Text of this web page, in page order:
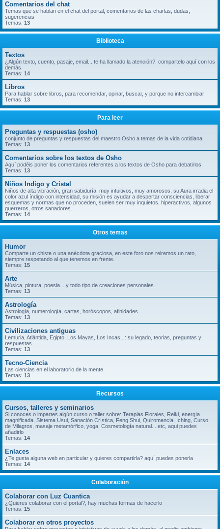
Comentarios del chat
Temas que se hablan en el chat del portal, comentarios de las charlas, dudas,
sugerencias
Temas: 13
Biblioteca
Textos
¿Algún texto, cuento, pasaje, email... te ha llamado la atención?, compartelo aquí con los
demás.
Temas: 14
Libros
Para hablar sobre libros, para recomendar, opinar, buscar, y porque no intercambiar
Temas: 13
Para leer
Preguntas y respuestas (osho)
conjunto de preguntas y respuestas del maestro Osho a temas de la vida cotidiana.
Temas: 13
Comentarios sobre los textos de Osho
Aquí podéis poner los comentarios referentes a los textos de Osho para debatirlos.
Temas: 13
Niños Indigo y Cristal
Niños de alta vibración, gran sabiduría, muy intuitivos, muy amorosos, su Aura irradia el
color azul índigo con intensidad, su misión es ayudar a despertar consciencias, liberar
esquemas y normas que no proceden, suelen ser muy inquietos, hiperactivos, algunos
guerreros, otros sanadores.
Temas: 14
Otros temas
Humor
Comparte un chiste o una anécdota graciosa, en este foro nos reiremos un rato,
siempre respetando al que tenemos en frente.
Temas: 15
Arte
Música, pintura, poesia... y todo tipo de creaciones personales.
Temas: 13
Astrología
Astrología, numerología, cartas, horóscopos, afinidades.
Temas: 13
Civilizaciones antiguas
Lemuria, Atlántida, Egipto, Los Mayas, Los Incas...: su legado, teorias, preguntas y
respuestas.
Temas: 13
Tecno-Ciencia
Las ciencias en el laboratorio de la mente
Temas: 13
Recursos
Cursos, talleres y seminarios
Si conoces o impartes algún curso o taller sobre: Terapias Florales, Reiki, energía
magnificada, Sistema Usui, Sanación Crística, Feng Shui, Quiromancia, Iching, Curso
de Milagros, masaje metamórfico, yoga, Cosmetología natural... etc, aqui puedes
añadirlo
Temas: 14
Enlaces
¿Te gusta alguna web en particular y quieres compartirla? aquí puedes ponerla
Temas: 14
Colaboración
Colaborar con Luz Cuantica
¿Quieres colaborar con el portal?, hay muchas formas de hacerlo
Temas: 15
Colaborar en otros proyectos